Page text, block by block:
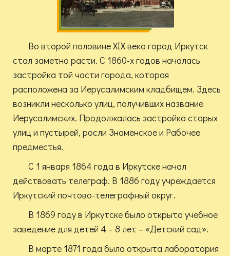
Во второй половине XIX века город Иркутск
стал заметно расти. С 1860-х годов началась
застройка той части города, которая
расположена за Иерусалимским кладбищем. Здесь
возникли несколько улиц, получивших название
Иерусалимских. Продолжалась застройка старых
улиц и пустырей, росли Знаменское и Рабочее
предместья.
С 1 января 1864 года в Иркутске начал
действовать телеграф. В 1886 году учреждается
Иркутский почтово-телеграфный округ.
В 1869 году в Иркутске было открыто учебное
заведение для детей 4 – 8 лет – «Детский сад».
В марте 1871 года была открыта лаборатория